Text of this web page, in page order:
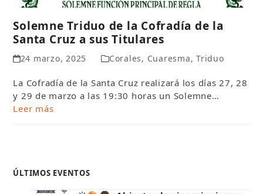
Solemne Triduo de la Cofradía de la
Santa Cruz a sus Titulares
24 marzo, 2025 Corales, Cuaresma,Triduo
La Cofradía de la Santa Cruz realizará los días 27, 28
y 29 de marzo a las 19:30 horas un Solemne…
Leer más
ÚLTIMOS EVENTOS